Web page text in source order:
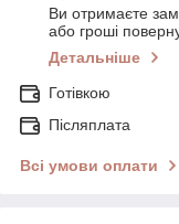
Ви отримаєте
або гроші
Детальніше
Готівкою
Післяплата
Всі умови оплати